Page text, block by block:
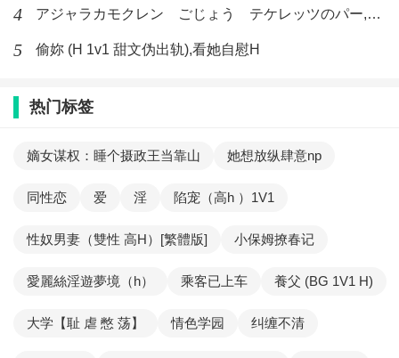
4 アジャラカモクレン ごじょう テケレッツのパー,【No. 42 Rube Goldberg Machine】十四
5 偷妳 (H 1v1 甜文伪出轨),看她自慰H
热门标签
嫡女谋权：睡个摄政王当靠山 她想放纵肆意np
同性恋 爱 淫 陷宠（高h ）1V1
性奴男妻（雙性 高H）[繁體版] 小保姆撩春记
愛麗絲淫遊夢境（h） 乘客已上车 養父 (BG 1V1 H)
大学【耻 虐 憋 荡】 情色学园 纠缠不清